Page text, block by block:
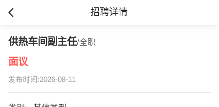
招聘详情
供热车间副主任/全职
面议
发布时间:2026-08-11